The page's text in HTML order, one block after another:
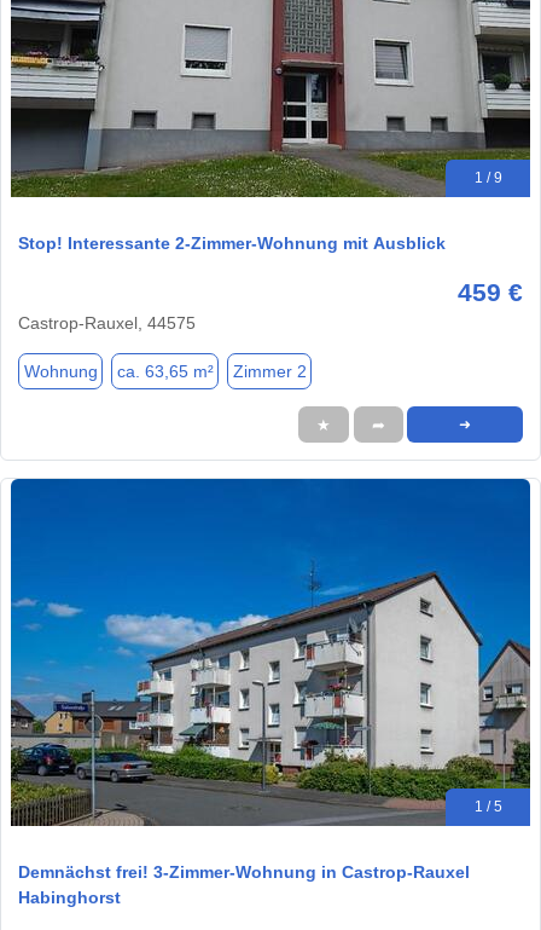
1 / 9
Stop! Interessante 2-Zimmer-Wohnung mit Ausblick
459 €
Castrop-Rauxel, 44575
Wohnung ca. 63,65 m² Zimmer 2
★ ➦ ➜
1 / 5
Demnächst frei! 3-Zimmer-Wohnung in Castrop-Rauxel
Habinghorst